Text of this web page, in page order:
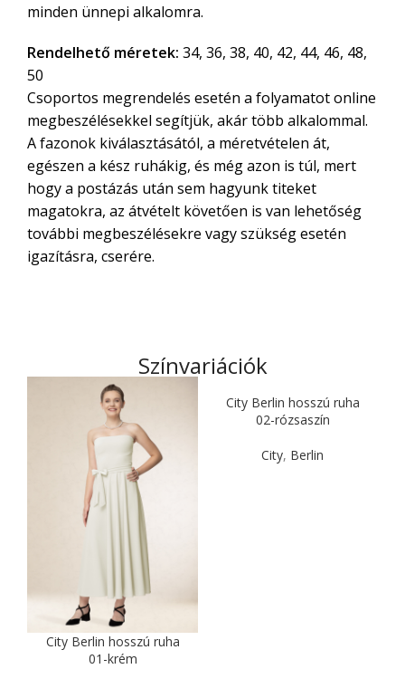
minden ünnepi alkalomra.
Rendelhető méretek: 34, 36, 38, 40, 42, 44, 46, 48,
50
Csoportos megrendelés esetén a folyamatot online
megbeszélésekkel segítjük, akár több alkalommal.
A fazonok kiválasztásától, a méretvételen át,
egészen a kész ruhákig, és még azon is túl, mert
hogy a postázás után sem hagyunk titeket
magatokra, az átvételt követően is van lehetőség
további megbeszélésekre vagy szükség esetén
igazításra, cserére.
Színvariációk
City Berlin hosszú ruha
01-krém
City Berlin hosszú ruha
02-rózsaszín
City, Berlin